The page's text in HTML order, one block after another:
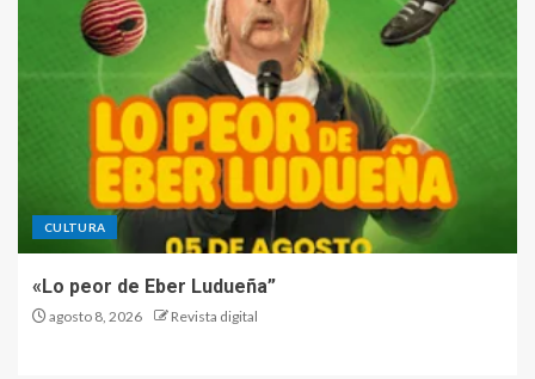
CULTURA
«Lo peor de Eber Ludueña”
agosto 8, 2026 Revista digital